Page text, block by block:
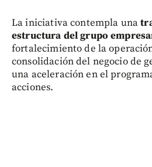
La iniciativa contempla una
estructura del grupo
fortalecimiento de la
consolidación del negocio de
una aceleración en el
acciones.